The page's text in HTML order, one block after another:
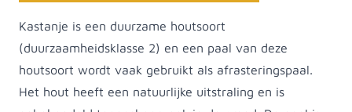
Kastanje is een duurzame houtsoort
(duurzaamheidsklasse 2) en een paal van deze
houtsoort wordt vaak gebruikt als afrasteringspaal.
Het hout heeft een natuurlijke uitstraling en is